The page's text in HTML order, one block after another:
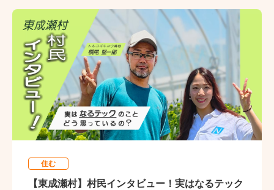
住む
【東成瀬村】村民インタビュー！実はなるテック